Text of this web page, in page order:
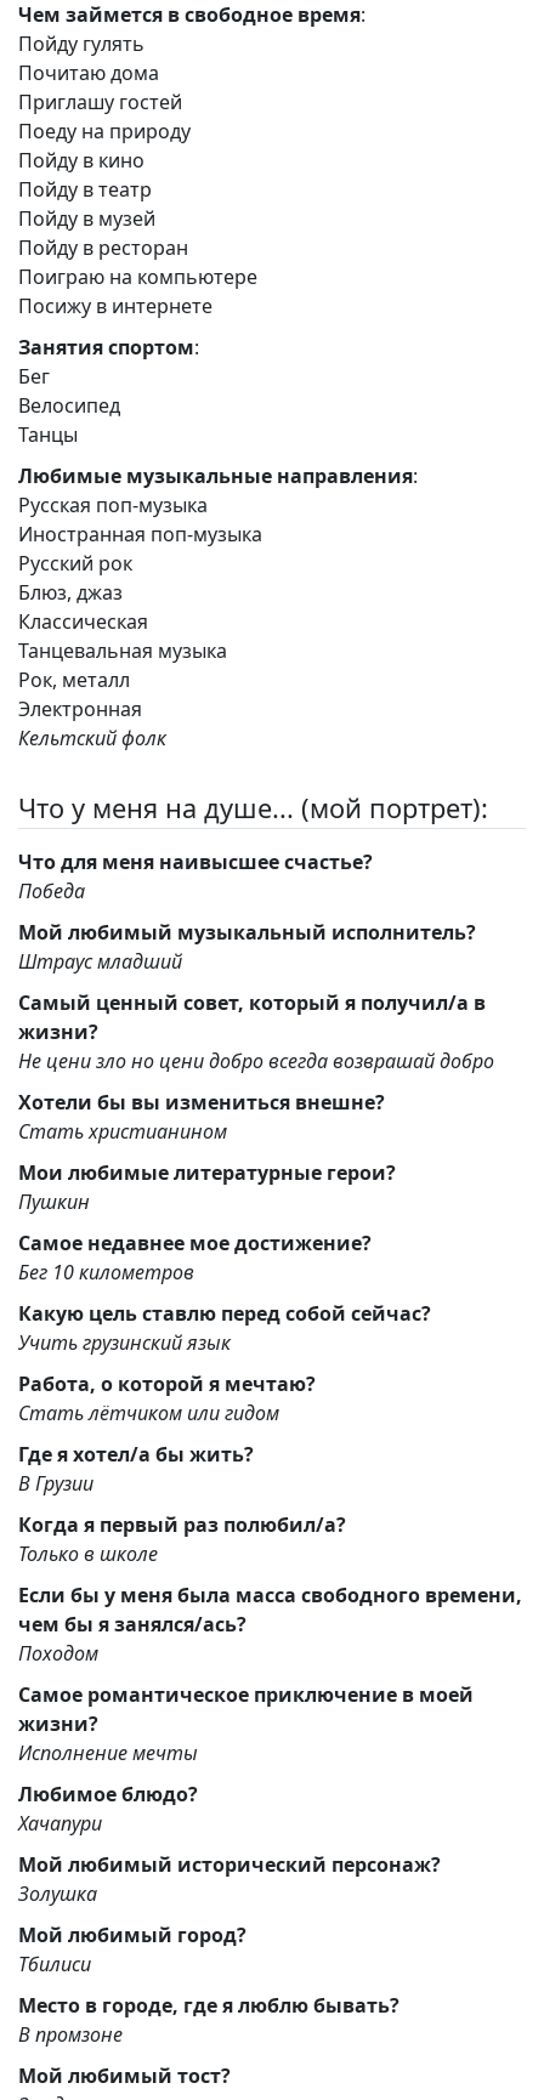
Чем займется в свободное время:
Пойду гулять
Почитаю дома
Приглашу гостей
Поеду на природу
Пойду в кино
Пойду в театр
Пойду в музей
Пойду в ресторан
Поиграю на компьютере
Посижу в интернете
Занятия спортом:
Бег
Велосипед
Танцы
Любимые музыкальные направления:
Русская поп-музыка
Иностранная поп-музыка
Русский рок
Блюз, джаз
Классическая
Танцевальная музыка
Рок, металл
Электронная
Кельтский фолк
Что у меня на душе... (мой портрет):
Что для меня наивысшее счастье?
Победа
Мой любимый музыкальный исполнитель?
Штраус младший
Самый ценный совет, который я получил/а в
жизни?
Не цени зло но цени добро всегда возврашай добро
Хотели бы вы измениться внешне?
Стать христианином
Мои любимые литературные герои?
Пушкин
Самое недавнее мое достижение?
Бег 10 километров
Какую цель ставлю перед собой сейчас?
Учить грузинский язык
Работа, о которой я мечтаю?
Стать лётчиком или гидом
Где я хотел/а бы жить?
В Грузии
Когда я первый раз полюбил/а?
Только в школе
Если бы у меня была масса свободного времени,
чем бы я занялся/ась?
Походом
Самое романтическое приключение в моей
жизни?
Исполнение мечты
Любимое блюдо?
Хачапури
Мой любимый исторический персонаж?
Золушка
Мой любимый город?
Тбилиси
Место в городе, где я люблю бывать?
В промзоне
Мой любимый тост?